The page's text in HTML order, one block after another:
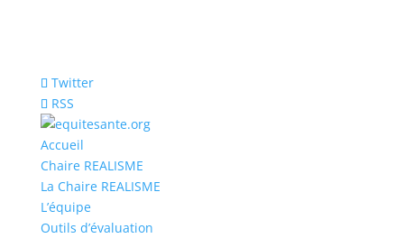
Twitter
RSS
Accueil
Chaire REALISME
La Chaire REALISME
L’équipe
Outils d’évaluation